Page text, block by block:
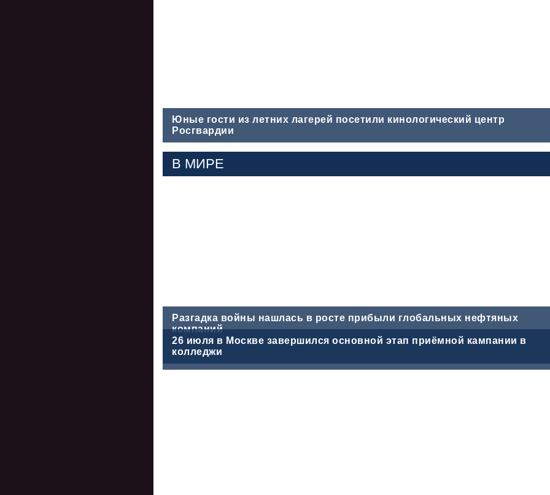
Юные гости из летних лагерей посетили кинологический центр
Росгвардии
26 июля в Москве завершился основной этап приёмной кампании в
колледжи
В МИРЕ
Разгадка войны нашлась в росте прибыли глобальных нефтяных
компаний